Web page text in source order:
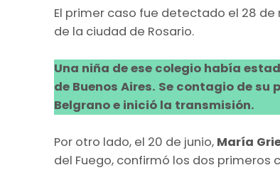
El primer caso fue detectado el 28
de la ciudad de Rosario.
Una niña de ese colegio había
de Buenos Aires. Se contagio de
Belgrano e inició la transmisión.​
Por otro lado, el 20 de junio, María
del Fuego, confirmó los dos primeros